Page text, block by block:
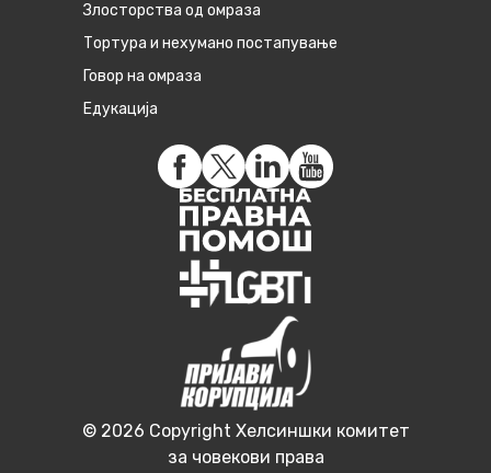
Злосторства од омраза
Тортура и нехумано постапување
Говор на омраза
Едукација
© 2026 Copyright Хелсиншки комитет
за човекови права